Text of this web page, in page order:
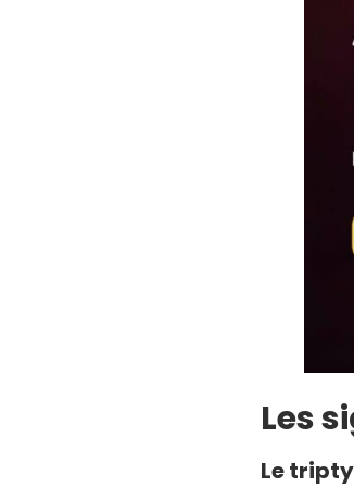
Les
Le